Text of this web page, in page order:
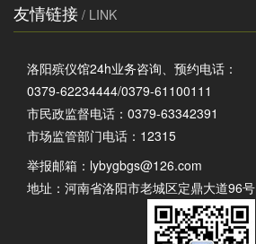
友情链接 / LINK
洛阳殡仪馆24h业务咨询、预约电话：
0379-62234444/0379-61100111
市民政监督电话：0379-63342391
市场监管部门电话：12315
举报邮箱： lybygbgs@126.com
地址：河南省洛阳市老城区定鼎大道96号